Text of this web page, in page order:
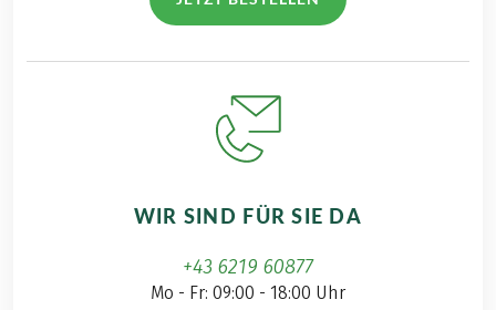
WIR SIND FÜR SIE DA
+43 6219 60877
Mo - Fr: 09:00 - 18:00 Uhr